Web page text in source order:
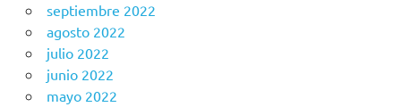
septiembre 2022
agosto 2022
julio 2022
junio 2022
mayo 2022